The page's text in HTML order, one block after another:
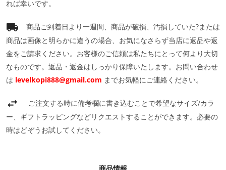
れば幸いです。
商品ご到着日より一週間、商品が破損、汚損していた?または
商品は画像と明らかに違うの場合、お気になさらず当店に返品や返
金をご請求ください。お客様のご信頼は私たちにとって何より大切
なものです。返品・返金はしっかり保障いたします。お問い合わせ
は levelkopi888@gmail.com までお気軽にご連絡ください。
ご注文する時に備考欄に書き込むことで希望なサイズ/カラ
ー、ギフトラッピングなどリクエストすることができます。必要の
時はどぞうお試してください。